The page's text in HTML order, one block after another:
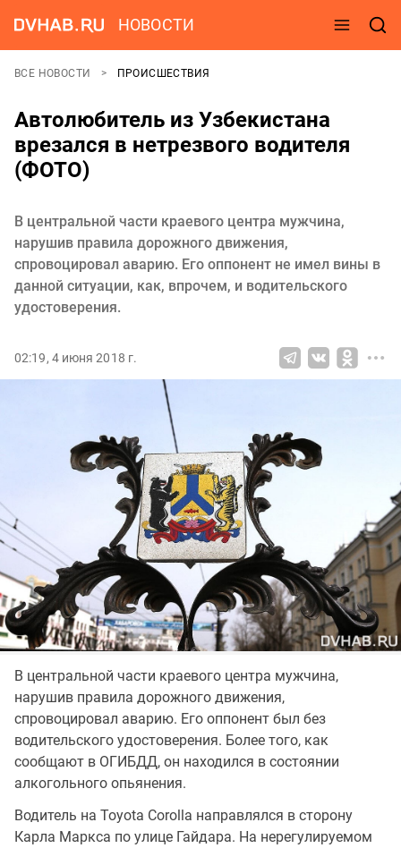
НОВОСТИ
ВСЕ НОВОСТИ ПРОИСШЕСТВИЯ
Автолюбитель из Узбекистана
врезался в нетрезвого водителя
(ФОТО)
В центральной части краевого центра мужчина,
нарушив правила дорожного движения,
спровоцировал аварию. Его оппонент не имел вины в
данной ситуации, как, впрочем, и водительского
удостоверения.
02:19, 4 июня 2018 г.
В центральной части краевого центра мужчина,
нарушив правила дорожного движения,
спровоцировал аварию. Его оппонент был без
водительского удостоверения. Более того, как
сообщают в ОГИБДД, он находился в состоянии
алкогольного опьянения.
Водитель на Toyota Corolla направлялся в сторону
Карла Маркса по улице Гайдара. На нерегулируемом